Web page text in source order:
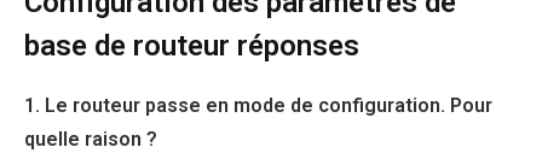
base de routeur réponses
1. Le routeur passe en mode de configuration. Pour
quelle raison ?